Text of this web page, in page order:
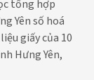
tổng hợp
Yên số hoá
giấy của 10
Hưng Yên,